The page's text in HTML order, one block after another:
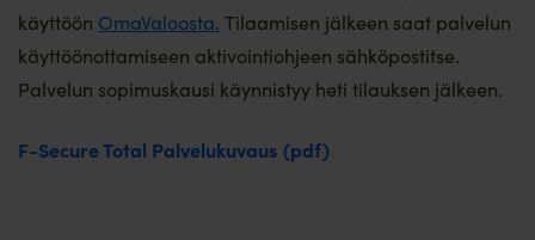
käyttöön OmaValoosta. Tilaamisen jälkeen saat palvelun
käyttöönottamiseen aktivointiohjeen sähköpostitse.
Palvelun sopimuskausi käynnistyy heti tilauksen jälkeen.
F-Secure Total Palvelukuvaus (pdf)